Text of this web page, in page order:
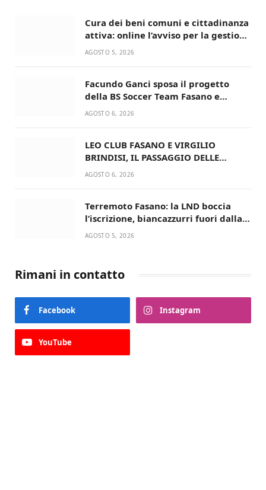
Cura dei beni comuni e cittadinanza
attiva: online l’avviso per la gestione
condivisa della Villetta di Laureto
AGOSTO 5, 2026
Facundo Ganci sposa il progetto
della BS Soccer Team Fasano e
ritorna in campo
AGOSTO 6, 2026
LEO CLUB FASANO E VIRGILIO
BRINDISI, IL PASSAGGIO DELLE
CONSEGNE RINNOVA UN’AMICIZIA
AGOSTO 6, 2026
Terremoto Fasano: la LND boccia
l’iscrizione, biancazzurri fuori dalla
Serie D
AGOSTO 5, 2026
Rimani in contatto
Facebook Instagram
YouTube